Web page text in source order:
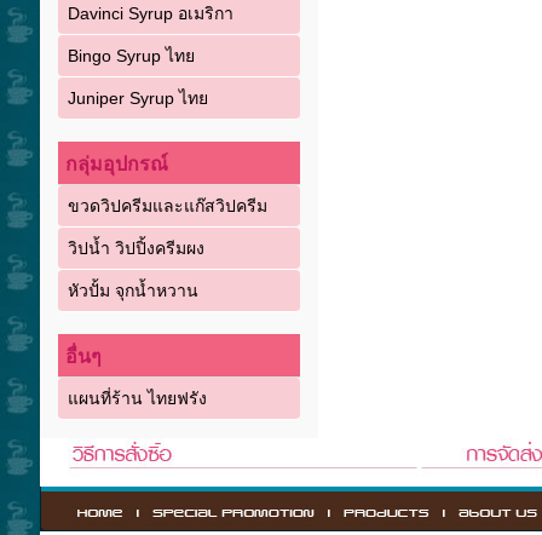
Davinci Syrup อเมริกา
Bingo Syrup ไทย
Juniper Syrup ไทย
กลุ่มอุปกรณ์
ขวดวิปครีมและแก๊สวิปครีม
วิปน้ำ วิปปิ้งครีมผง
หัวปั้ม จุกน้ำหวาน
อื่นๆ
แผนที่ร้าน ไทยฟรัง